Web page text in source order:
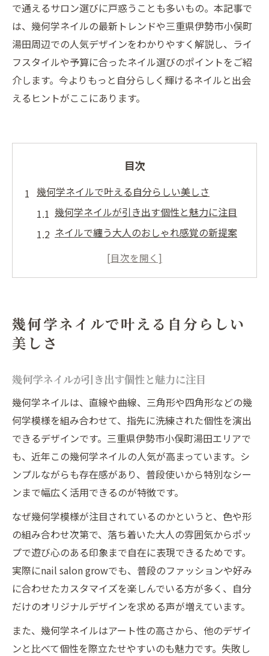
で通えるサロン選びに戸惑うことも多いもの。本記事で
は、幾何学ネイルの最新トレンドや三重県伊勢市小俣町
湯田周辺での人気デザインをわかりやすく解説し、ライ
フスタイルや予算に合ったネイル選びのポイントをご紹
介します。今よりもっと自分らしく輝けるネイルと出会
えるヒントがここにあります。
目次
幾何学ネイルで叶える自分らしい美しさ
幾何学ネイルが引き出す個性と魅力に注目
ネイルで纏う大人のおしゃれ感覚の新提案
自分らしさ演出に最適なネイルデザイン集
小俣町湯田で注目のネイルデザイン事情
小俣町湯田で選ばれるネイルデザイン最新
ネイルサロンで叶う幾何学デザインの実例
地元で話題のネイルトレンドと注目ポイン
ト
伊勢市ネイルと小俣町デザインの違いを解
説
地域密着型ネイルサロンのこだわり技術と
大人女性が選ぶ幾何学ネイルの魅力解説
大人女性に似合う上品な幾何学ネイルの特
徴
ネイルで叶える洗練された指先の美しさ
ライフスタイルに馴染む幾何学デザイン提
案
伊勢市ネイルで大人世代が注目する理由
幾何学ネイルで叶える自分らしい
美しさ
幾何学ネイルが引き出す個性と魅力に注目
幾何学ネイルは、直線や曲線、三角形や四角形などの幾
何学模様を組み合わせて、指先に洗練された個性を演出
できるデザインです。三重県伊勢市小俣町湯田エリアで
も、近年この幾何学ネイルの人気が高まっています。シ
ンプルながらも存在感があり、普段使いから特別なシー
ンまで幅広く活用できるのが特徴です。
なぜ幾何学模様が注目されているのかというと、色や形
の組み合わせ次第で、落ち着いた大人の雰囲気からポッ
プで遊び心のある印象まで自在に表現できるためです。
実際にnail salon growでも、普段のファッションや好み
に合わせたカスタマイズを楽しんでいる方が多く、自分
だけのオリジナルデザインを求める声が増えています。
また、幾何学ネイルはアート性の高さから、他のデザイ
ンと比べて個性を際立たせやすいのも魅力です。失敗し